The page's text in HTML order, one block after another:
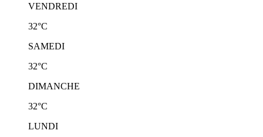
VENDREDI
32°C
SAMEDI
32°C
DIMANCHE
32°C
LUNDI